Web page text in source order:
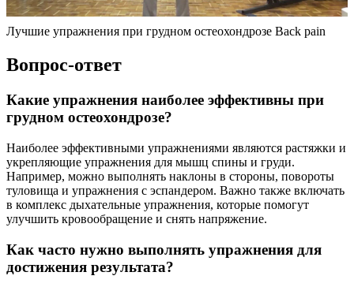
Лучшие упражнения при грудном остеохондрозе Back pain
Вопрос-ответ
Какие упражнения наиболее эффективны при
грудном остеохондрозе?
Наиболее эффективными упражнениями являются растяжки и
укрепляющие упражнения для мышц спины и груди.
Например, можно выполнять наклоны в стороны, повороты
туловища и упражнения с эспандером. Важно также включать
в комплекс дыхательные упражнения, которые помогут
улучшить кровообращение и снять напряжение.
Как часто нужно выполнять упражнения для
достижения результата?